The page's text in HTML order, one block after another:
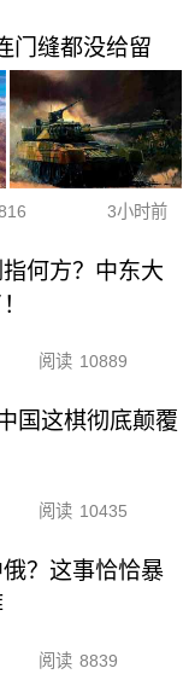
门缝都没给留
3小时前
何方？中东大
阅读 10889
国这棋彻底颠覆
阅读 10435
？这事恰恰暴
阅读 8839